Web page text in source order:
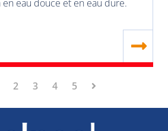
eau douce et en eau dure.
2 3 4 5